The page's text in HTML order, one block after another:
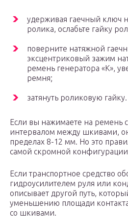
удерживая гаечный ключ
ролика, ослабьте гайку
поверните натяжной
эксцентриковый зажим
ремень генератора «К»,
ремня;
затянуть роликовую гайку.
Если вы нажимаете на ремень
интервалом между шкивами,
пределах 8-12 мм. Но это
самой скромной
Если транспортное средство
гидроусилителем руля или
описывает другой путь,
уменьшению площади
со шкивами.